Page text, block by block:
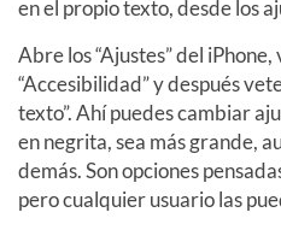
en el propio texto, desde los
Abre los “Ajustes” del
“Accesibilidad” y después
texto”. Ahí puedes cambiar
en negrita, sea más grande,
demás. Son opciones
pero cualquier usuario las